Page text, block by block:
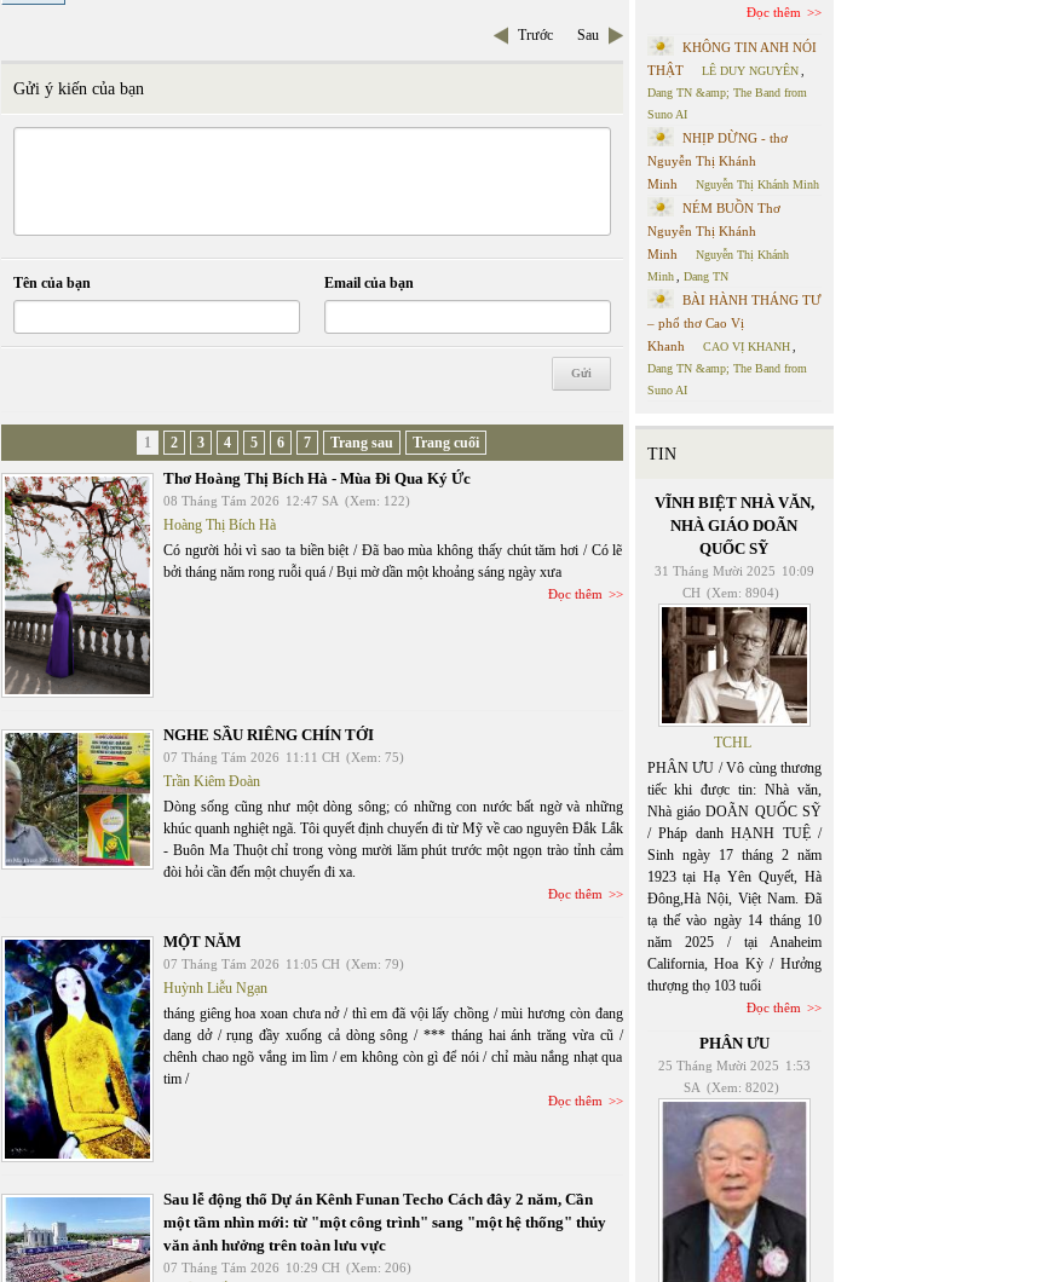
Trước Sau
Gửi ý kiến của bạn
Tên của bạn Email của bạn
1 2 3 4 5 6 7 Trang sau Trang cuối
Thơ Hoàng Thị Bích Hà - Mùa Đi Qua Ký Ức
08 Tháng Tám 2026 12:47 SA (Xem: 122)
Hoàng Thị Bích Hà
Có người hỏi vì sao ta biền biệt / Đã bao mùa không thấy chút tăm hơi / Có lẽ
bởi tháng năm rong ruỗi quá / Bụi mờ dần một khoảng sáng ngày xưa
Đọc thêm
NGHE SẦU RIÊNG CHÍN TỚI
07 Tháng Tám 2026 11:11 CH (Xem: 75)
Trần Kiêm Đoàn
Dòng sống cũng như một dòng sông; có những con nước bất ngờ và những
khúc quanh nghiệt ngã. Tôi quyết định chuyến đi từ Mỹ về cao nguyên Đắk Lắk
- Buôn Ma Thuột chỉ trong vòng mười lăm phút trước một ngọn trào tỉnh cảm
đòi hỏi cần đến một chuyến đi xa.
Đọc thêm
MỘT NĂM
07 Tháng Tám 2026 11:05 CH (Xem: 79)
Huỳnh Liễu Ngạn
tháng giêng hoa xoan chưa nở / thì em đã vội lấy chồng / mùi hương còn đang
dang dở / rụng đầy xuống cả dòng sông / *** tháng hai ánh trăng vừa cũ /
chênh chao ngõ vắng im lìm / em không còn gì để nói / chỉ màu nắng nhạt qua
tim /
Đọc thêm
Sau lễ động thổ Dự án Kênh Funan Techo Cách đây 2 năm, Cần
một tầm nhìn mới: từ "một công trình" sang "một hệ thống" thủy
văn ảnh hưởng trên toàn lưu vực
07 Tháng Tám 2026 10:29 CH (Xem: 206)
Đọc thêm
KHÔNG TIN ANH NÓI
THẬT
LÊ DUY NGUYÊN
Dang TN &amp; The Band from
Suno AI
NHỊP DỪNG - thơ
Nguyễn Thị Khánh
Minh
Nguyễn Thị Khánh Minh
NÉM BUỒN Thơ
Nguyễn Thị Khánh
Minh
Nguyễn Thị Khánh
Minh
Dang TN
BÀI HÀNH THÁNG TƯ
– phổ thơ Cao Vị
Khanh
CAO VỊ KHANH
Dang TN &amp; The Band from
Suno AI
TIN
VĨNH BIỆT NHÀ VĂN,
NHÀ GIÁO DOÃN
QUỐC SỸ
31 Tháng Mười 2025 10:09
CH (Xem: 8904)
TCHL
PHÂN ƯU / Vô cùng thương
tiếc khi được tin: Nhà văn,
Nhà giáo DOÃN QUỐC SỸ
/ Pháp danh HẠNH TUỆ /
Sinh ngày 17 tháng 2 năm
1923 tại Hạ Yên Quyết, Hà
Đông,Hà Nội, Việt Nam. Đã
tạ thế vào ngày 14 tháng 10
năm 2025 / tại Anaheim
California, Hoa Kỳ / Hưởng
thượng thọ 103 tuổi
Đọc thêm
PHÂN ƯU
25 Tháng Mười 2025 1:53
SA (Xem: 8202)